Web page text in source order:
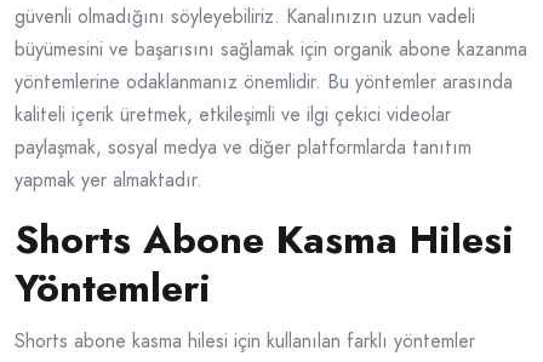
güvenli olmadığını söyleyebiliriz. Kanalınızın uzun vadeli
büyümesini ve başarısını sağlamak için organik abone kazanma
yöntemlerine odaklanmanız önemlidir. Bu yöntemler arasında
kaliteli içerik üretmek, etkileşimli ve ilgi çekici videolar
paylaşmak, sosyal medya ve diğer platformlarda tanıtım
yapmak yer almaktadır.
Shorts Abone Kasma Hilesi
Yöntemleri
Shorts abone kasma hilesi için kullanılan farklı yöntemler